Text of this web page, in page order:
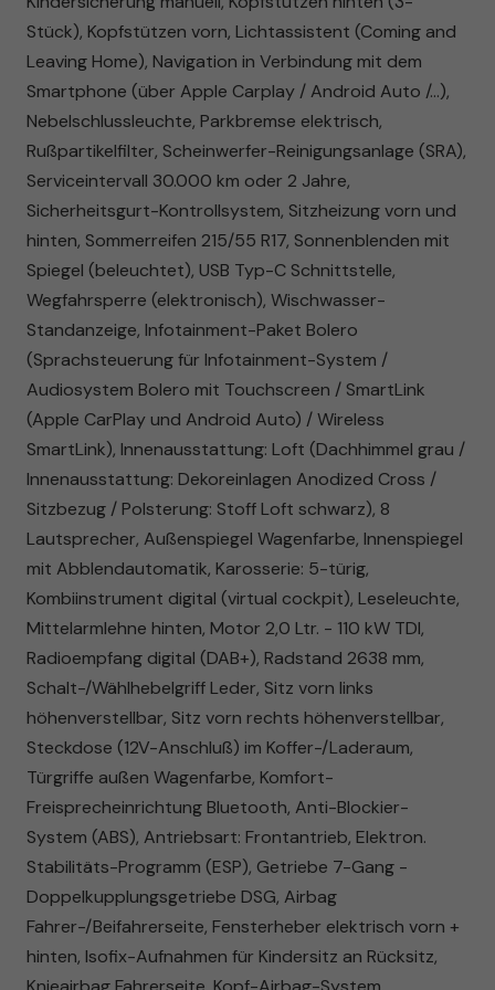
Stück), Kopfstützen vorn, Lichtassistent (Coming and
Leaving Home), Navigation in Verbindung mit dem
Smartphone (über Apple Carplay / Android Auto /...),
Nebelschlussleuchte, Parkbremse elektrisch,
Rußpartikelfilter, Scheinwerfer-Reinigungsanlage (SRA),
Serviceintervall 30.000 km oder 2 Jahre,
Sicherheitsgurt-Kontrollsystem, Sitzheizung vorn und
hinten, Sommerreifen 215/55 R17, Sonnenblenden mit
Spiegel (beleuchtet), USB Typ-C Schnittstelle,
Wegfahrsperre (elektronisch), Wischwasser-
Standanzeige, Infotainment-Paket Bolero
(Sprachsteuerung für Infotainment-System /
Audiosystem Bolero mit Touchscreen / SmartLink
(Apple CarPlay und Android Auto) / Wireless
SmartLink), Innenausstattung: Loft (Dachhimmel grau /
Innenausstattung: Dekoreinlagen Anodized Cross /
Sitzbezug / Polsterung: Stoff Loft schwarz), 8
Lautsprecher, Außenspiegel Wagenfarbe, Innenspiegel
mit Abblendautomatik, Karosserie: 5-türig,
Kombiinstrument digital (virtual cockpit), Leseleuchte,
Mittelarmlehne hinten, Motor 2,0 Ltr. - 110 kW TDI,
Radioempfang digital (DAB+), Radstand 2638 mm,
Schalt-/Wählhebelgriff Leder, Sitz vorn links
höhenverstellbar, Sitz vorn rechts höhenverstellbar,
Steckdose (12V-Anschluß) im Koffer-/Laderaum,
Türgriffe außen Wagenfarbe, Komfort-
Freisprecheinrichtung Bluetooth, Anti-Blockier-
System (ABS), Antriebsart: Frontantrieb, Elektron.
Stabilitäts-Programm (ESP), Getriebe 7-Gang -
Doppelkupplungsgetriebe DSG, Airbag
Fahrer-/Beifahrerseite, Fensterheber elektrisch vorn +
hinten, Isofix-Aufnahmen für Kindersitz an Rücksitz,